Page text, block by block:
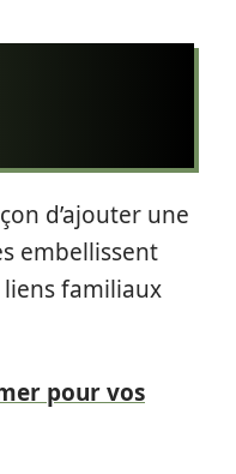
d’ajouter une
embellissent
familiaux
pour vos